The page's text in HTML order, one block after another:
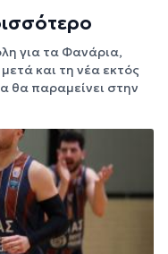
για τα Φανάρια,
και τη νέα εκτός
θα παραμείνει στην